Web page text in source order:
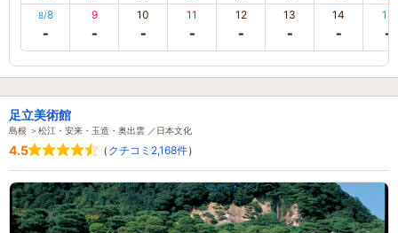
8/8 9 10 11 12 13 14 15
足立美術館
島根 ＞松江・安来・玉造・奥出雲 ／日本文化
4.5 （ クチコミ2,168件）